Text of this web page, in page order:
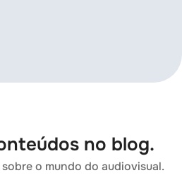
no blog.
o mundo do audiovisual.